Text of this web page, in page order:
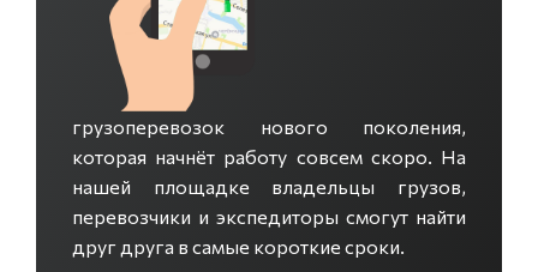
грузоперевозок нового поколения,
которая начнёт работу совсем скоро. На
нашей площадке владельцы грузов,
перевозчики и экспедиторы смогут найти
друг друга в самые короткие сроки.